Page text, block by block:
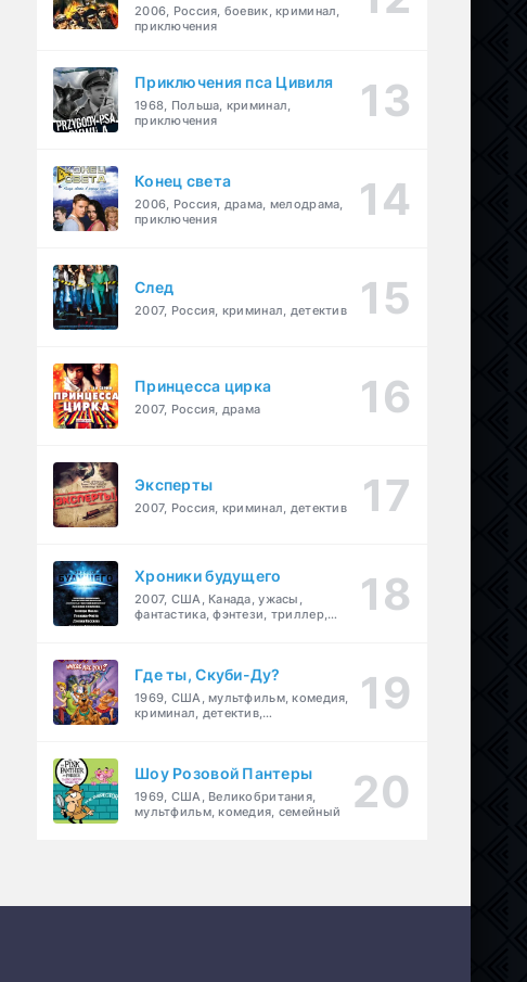
2006, Россия, боевик, криминал,
приключения
Приключения пса Цивиля
1968, Польша, криминал,
приключения
Конец света
2006, Россия, драма, мелодрама,
приключения
След
2007, Россия, криминал, детектив
Принцесса цирка
2007, Россия, драма
Эксперты
2007, Россия, криминал, детектив
Хроники будущего
2007, США, Канада, ужасы,
фантастика, фэнтези, триллер,
Где ты, Скуби-Ду?
1969, США, мультфильм, комедия,
криминал, детектив,
Шоу Розовой Пантеры
1969, США, Великобритания,
мультфильм, комедия, семейный